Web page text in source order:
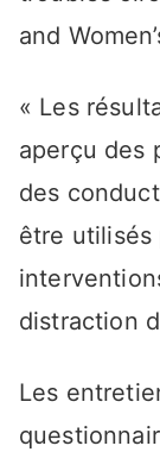
and
« Les
aperçu des
des
être utilisés
distraction
Les